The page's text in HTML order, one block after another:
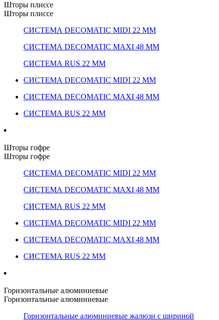
Шторы плиссе
Шторы плиссе
СИСТЕМА DECOMATIC MIDI 22 ММ
СИСТЕМА DECOMATIC MAXI 48 ММ
СИСТЕМА RUS 22 ММ
СИСТЕМА DECOMATIC MIDI 22 ММ
СИСТЕМА DECOMATIC MAXI 48 ММ
СИСТЕМА RUS 22 ММ
Шторы гофре
Шторы гофре
СИСТЕМА DECOMATIC MIDI 22 ММ
СИСТЕМА DECOMATIC MAXI 48 ММ
СИСТЕМА RUS 22 ММ
СИСТЕМА DECOMATIC MIDI 22 ММ
СИСТЕМА DECOMATIC MAXI 48 ММ
СИСТЕМА RUS 22 ММ
Горизонтальные алюминиевые
Горизонтальные алюминиевые
Горизонтальные алюминиевые жалюзи с шириной